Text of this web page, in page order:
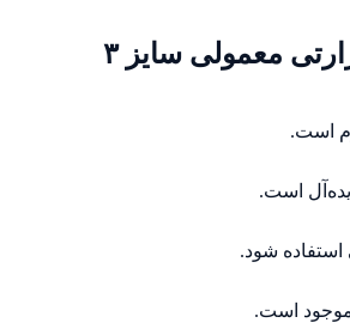
معمولی سایز ۳
است.
استفاده شود.
است.